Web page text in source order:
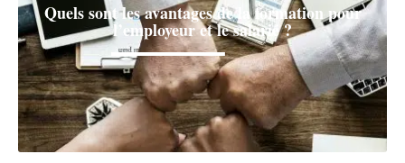
Quels sont les avantages de la formation pour
l’employeur et le salarié ?